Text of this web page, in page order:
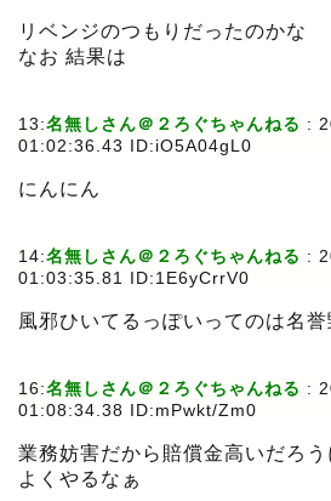
リベンジのつもりだったのかな
なお 結果は
13:名無しさん＠２ろぐちゃんねる :
01:02:36.43 ID:iO5A04gL0
にんにん
14:名無しさん＠２ろぐちゃんねる :
01:03:35.81 ID:1E6yCrrV0
風邪ひいてるっぽいってのは名
16:名無しさん＠２ろぐちゃんねる :
01:08:34.38 ID:mPwkt/Zm0
業務妨害だから賠償金高いだろう
よくやるなぁ